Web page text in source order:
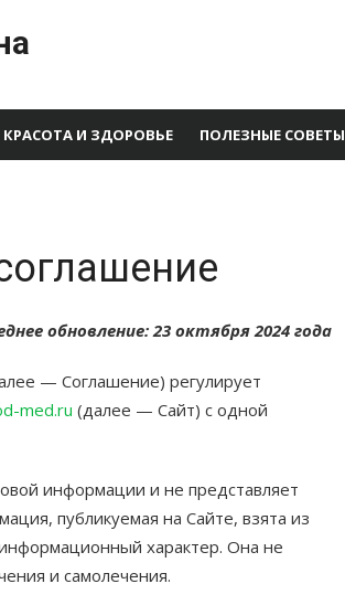
КРАСОТА И ЗДОРОВЬЕ ПОЛЕЗНЫЕ СОВЕТЫ
обновление: 23 октября 2024 года
— Соглашение) регулирует
med.ru (далее — Сайт) с одной
информации и не представляет
публикуемая на Сайте, взята из
характер. Она не
и самолечения.